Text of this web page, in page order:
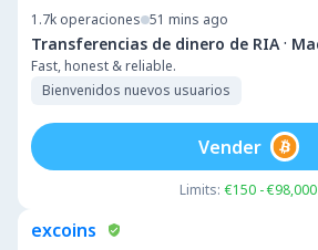
1.7k operaciones 51 mins ago
Transferencias de dinero de RIA ·
Fast, honest & reliable.
Bienvenidos nuevos usuarios
Limits: €150 - €98,000
Vender
excoins